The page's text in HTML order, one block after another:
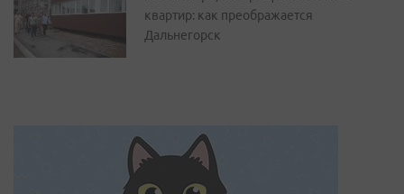
квартир: как преображается
Дальнегорск